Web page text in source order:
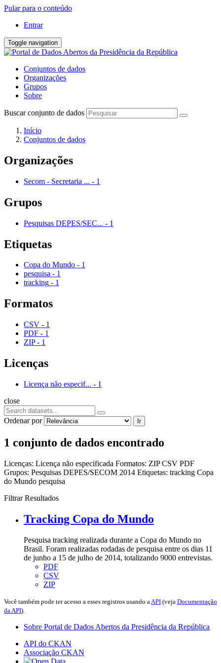
Pular para o conteúdo
Entrar
Toggle navigation
Conjuntos de dados
Organizações
Grupos
Sobre
Buscar conjunto de dados
Início
Conjuntos de dados
Organizações
Secom - Secretaria ... - 1
Grupos
Pesquisas DEPES/SEC... - 1
Etiquetas
Copa do Mundo - 1
pesquisa - 1
tracking - 1
Formatos
CSV - 1
PDF - 1
ZIP - 1
Licenças
Licença não especif... - 1
close
Ordenar por Ir
1 conjunto de dados encontrado
Licenças: Licença não especificada Formatos: ZIPCSV PDF
Grupos: Pesquisas DEPES/SECOM 2014 Etiquetas: tracking Copa
do Mundo pesquisa
Filtrar Resultados
Tracking Copa do Mundo
Pesquisa tracking realizada durante a Copa do Mundo no
Brasil. Foram realizadas rodadas de pesquisa entre os dias 11
de junho a 15 de julho de 2014, totalizando 9000 entrevistas.
PDF
CSV
ZIP
Você também pode ter acesso a esses registros usando a API (veja Documentação
da API).
Sobre Portal de Dados Abertos da Presidência da República
API do CKAN
Associação CKAN